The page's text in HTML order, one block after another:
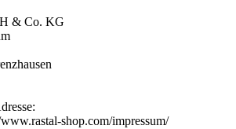
& Co. KG
shop.com/impressum/